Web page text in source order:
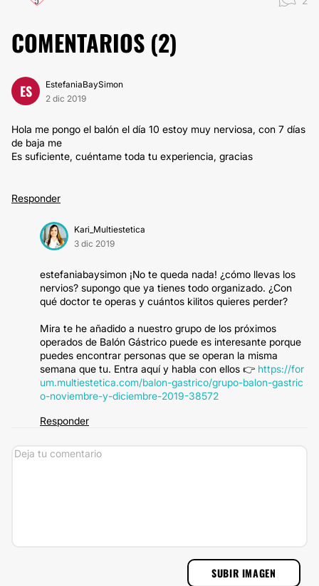
COMENTARIOS (2)
ES
EstefaniaBaySimon
2 dic 2019
Hola me pongo el balón el día 10 estoy muy nerviosa, con 7 días
de baja me
Es suficiente, cuéntame toda tu experiencia, gracias
Responder
Kari_Multiestetica
3 dic 2019
estefaniabaysimon ¡No te queda nada! ¿cómo llevas los
nervios? supongo que ya tienes todo organizado. ¿Con
qué doctor te operas y cuántos kilitos quieres perder?
Mira te he añadido a nuestro grupo de los próximos
operados de Balón Gástrico puede es interesante porque
puedes encontrar personas que se operan la misma
semana que tu. Entra aquí y habla con ellos 👉 https://for
um.multiestetica.com/balon-gastrico/grupo-balon-gastric
o-noviembre-y-diciembre-2019-38572
Responder
SUBIR IMAGEN